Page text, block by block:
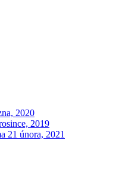
2020
2019
21 února, 2021